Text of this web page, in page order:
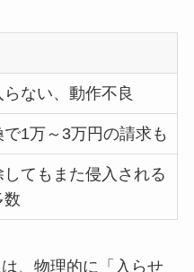
ない、動作不良
1万～3万円の請求も
てもまた侵入される
数
、物理的に「入らせ